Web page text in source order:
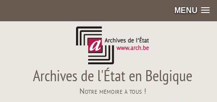
MENU
Archives de l'État en Belgique
Notre mémoire à tous !